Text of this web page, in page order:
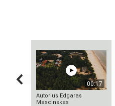
00:17
Autorius Edgaras
Mascinskas